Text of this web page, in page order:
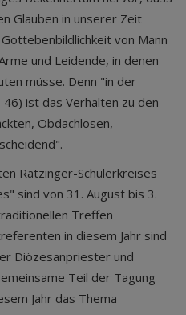
Glauben in unserer Zeit
von Mann
und Leidende, in denen
müsse. Denn "in der
ist das Verhalten zu den
Obdachlosen,
entscheidend".
Ratzinger-Schülerkreises
sind von 31. August bis 3.
Treffen
in diesem Jahr sind
Diözesanpriester und
Teil der Tagung
Jahr das Thema